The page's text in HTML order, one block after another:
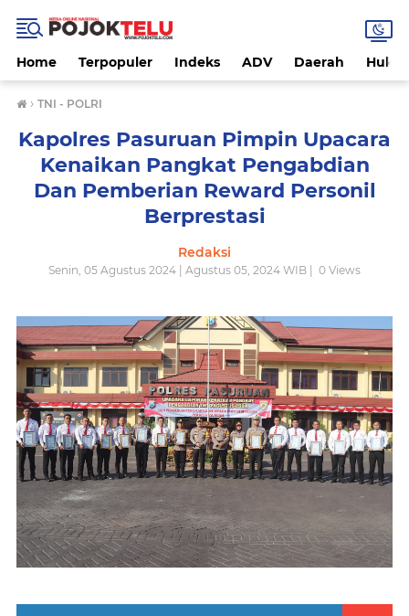
Home Terpopuler Indeks ADV Daerah
› TNI - POLRI
Kapolres Pasuruan Pimpin Upacara
Kenaikan Pangkat Pengabdian
Dan Pemberian Reward Personil
Berprestasi
Redaksi
Senin, 05 Agustus 2024 | Agustus 05, 2024 WIB | 0 Views